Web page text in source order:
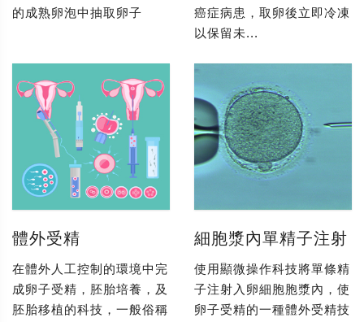
的成熟卵泡中抽取卵子
癌症病患，取卵後立即冷凍
以保留未...
體外受精
在體外人工控制的環境中完
成卵子受精，胚胎培養，及
胚胎移植的科技，一般俗稱
細胞漿內單精子注射
使用顯微操作科技將單條精
子注射入卵細胞胞漿內，使
卵子受精的一種體外受精技